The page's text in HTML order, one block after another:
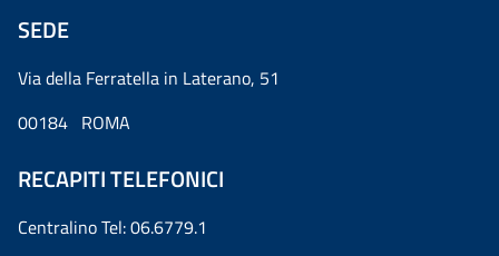
SEDE
Via della Ferratella in Laterano, 51
00184 ROMA
RECAPITI TELEFONICI
Centralino Tel: 06.6779.1